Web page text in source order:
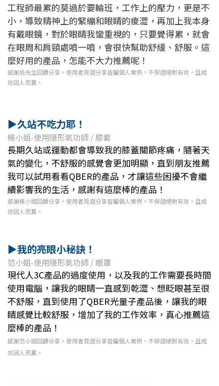
工程師最累的莫過於要輪班，工作上的壓力，更是不
小，導致精神上的緊繃和眼睛的痠澀，再加上我本身
有戴眼鏡，對於眼睛我蠻重視的，只要覺得累，就會
在眼周和肩頸處噴一噴，會很快幫助舒緩、舒服。這
麼好用的產品，怎能不大力推薦呢！
感謝翁先生回饋分享。使用者見證分享皆屬個人案例，不保證絕對有效，且成
效因人而異。
▶久站不吃力耶！
楊小姐-使用隱形氣功師 / 膝套
長期久站或運動都會導致我的膝蓋關節疼痛，隨著天
氣的變化，不舒服的感覺會更加明顯，直到朋友推薦
我可以試用看看QBER的產品，才讓這些困擾不會繼
續影響我的生活，感謝有這麼棒的產品！
感謝楊小姐回饋分享。使用者見證分享皆屬個人案例，不保證絕對有效，且成
效因人而異。
▶我的亮眼小秘訣 ！
范小姐-使用隱形氣功師 / 眼罩
現代人3C產品的過度使用，以及我的工作需要長時間
使用電腦，讓我的眼睛一直感到乾澀、想眨眼甚至很
不舒服，直到使用了QBER光量子產品後，讓我的眼
睛感覺比較舒服，增加了我的工作效率，真心推薦這
麼棒的產品！
感謝范小姐回饋分享。使用者見證分享皆屬個人案例，不保證絕對有效，且成
效因人而異。